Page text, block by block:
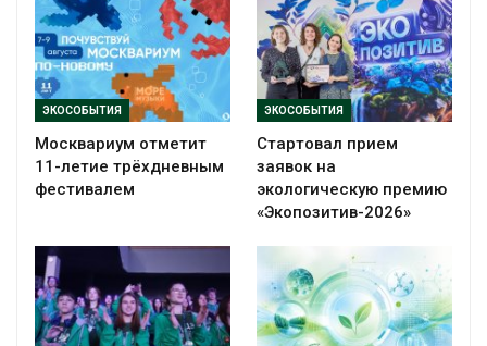
ЭКОСОБЫТИЯ
Москвариум отметит
11-летие трёхдневным
фестивалем
ЭКОСОБЫТИЯ
Стартовал прием
заявок на
экологическую премию
«Экопозитив-2026»